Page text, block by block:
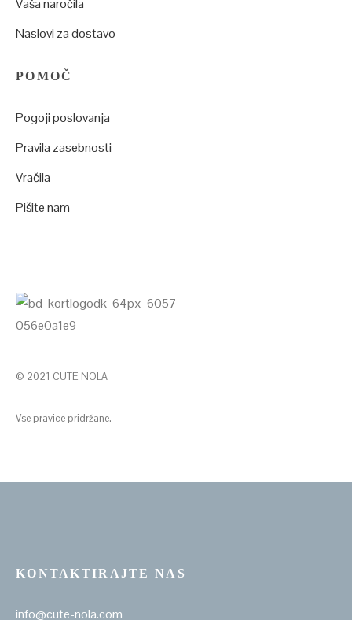
Naslovi za dostavo
POMOČ
Pogoji poslovanja
Pravila zasebnosti
Vračila
Pišite nam
© 2021 CUTE NOLA
Vse pravice pridržane.
KONTAKTIRAJTE NAS
info@cute-nola.com